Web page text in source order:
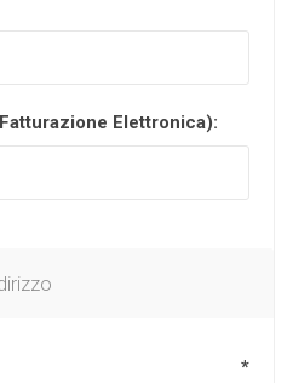
Elettronica):
*